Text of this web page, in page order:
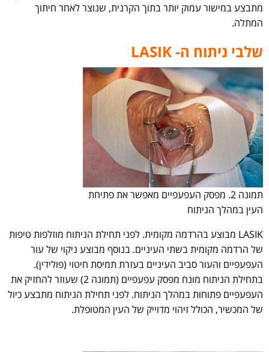
מתבצע במישור עמוק יותר בתוך הקרנית, שנוצר לאחר חיתוך
המתלה.
שלבי ניתוח ה- LASIK
תמונה 2. מפסק העפעפיים מאפשר את פתיחת
העין במהלך הניתוח
LASIK מבוצע בהרדמה מקומית. לפני תחילת הניתוח מוזלפות טיפות
של הרדמה מקומית בשתי העיניים. בנוסף מבוצע ניקוי של עור
העפעפיים והעור סביב העיניים בעזרת תמיסת חיטוי (פולידין).
בתחילת הניתוח מונח מפסק עפעפיים (תמונה 2) שעוזר להחזיק את
העפעפיים פתוחות במהלך הניתוח. לפני תחילת הניתוח מתבצע כיול
של המכשיר, הכולל זיהוי מדוייק של העין המטופלת.